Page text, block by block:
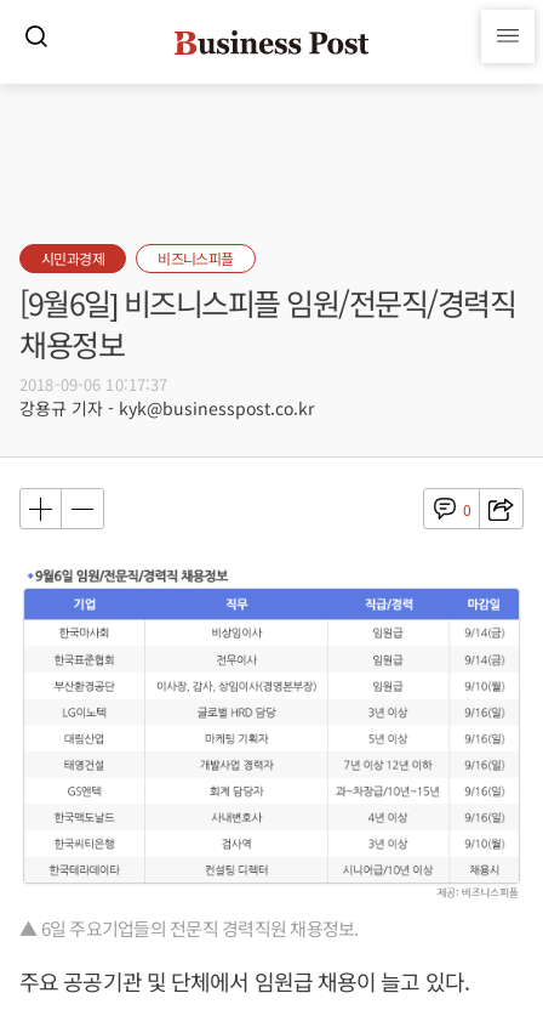
시민과경제 비즈니스피플
[9월6일] 비즈니스피플 임원/전문직/경력직
채용정보
2018-09-06 10:17:37
강용규 기자 - kyk@businesspost.co.kr
0
▲ 6일 주요기업들의 전문직 경력직원 채용정보.
주요 공공기관 및 단체에서 임원급 채용이 늘고 있다.